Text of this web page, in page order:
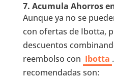
7. Acumula Ahorros
Aunque ya no se
con ofertas de Ibotta,
descuentos
reembolso con Ibotta
recomendadas son: